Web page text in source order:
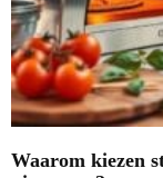
Waarom kiezen